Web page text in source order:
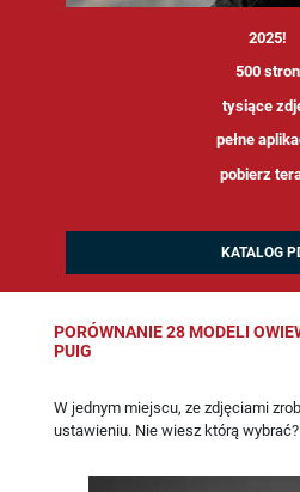
2025!
500 stron
tysiące
pełne
pobierz
KATALOG
PORÓWNANIE 28 MODELI
PUIG
W jednym miejscu, ze zdjęciami
ustawieniu. Nie wiesz którą